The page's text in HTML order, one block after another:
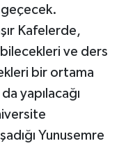
Kafelerde,
ve ders
bir ortama
yapılacağı
Yunusemre